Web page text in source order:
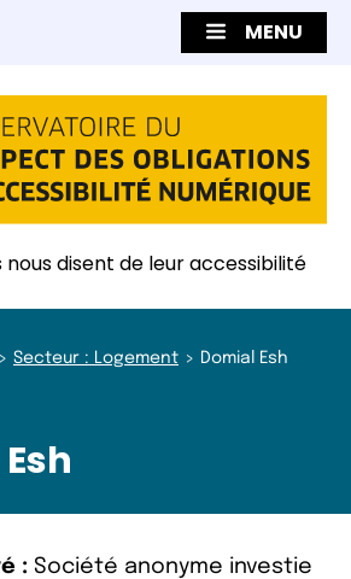
MENU
nous disent de leur accessibilité
Secteur : Logement Domial Esh
: Société anonyme investie